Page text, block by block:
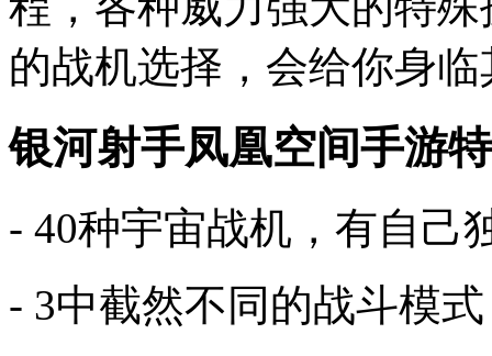
的战机选择，会给你身
银河射手凤凰空间手游
- 40种宇宙战机，有自己
- 3中截然不同的战斗模式